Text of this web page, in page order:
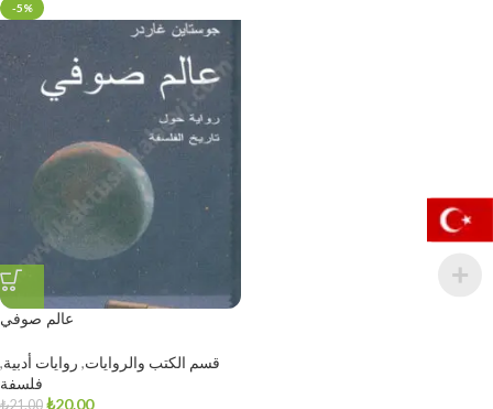
-5%
عالم صوفي
قسم الكتب والروايات, روايات أدبية,
فلسفة
₺21.00 ₺20.00